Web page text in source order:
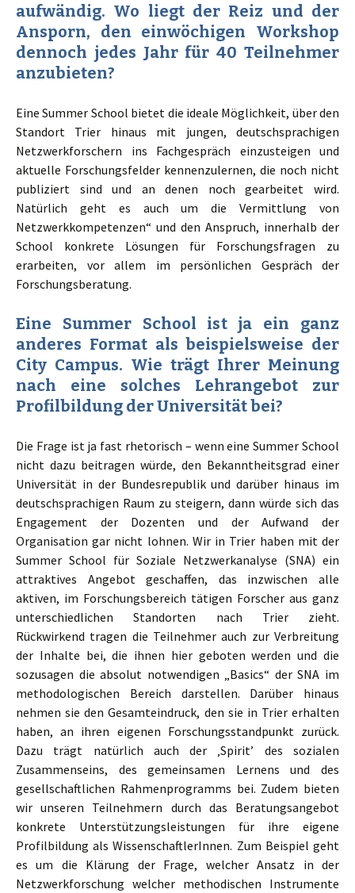
aufwändig. Wo liegt der Reiz und der
Ansporn, den einwöchigen Workshop
dennoch jedes Jahr für 40 Teilnehmer
anzubieten?
Eine Summer School bietet die ideale Möglichkeit, über den
Standort Trier hinaus mit jungen, deutschsprachigen
Netzwerkforschern ins Fachgespräch einzusteigen und
aktuelle Forschungsfelder kennenzulernen, die noch nicht
publiziert sind und an denen noch gearbeitet wird.
Natürlich geht es auch um die Vermittlung von
Netzwerkkompetenzen“ und den Anspruch, innerhalb der
School konkrete Lösungen für Forschungsfragen zu
erarbeiten, vor allem im persönlichen Gespräch der
Forschungsberatung.
Eine Summer School ist ja ein ganz
anderes Format als beispielsweise der
City Campus. Wie trägt Ihrer Meinung
nach eine solches Lehrangebot zur
Profilbildung der Universität bei?
Die Frage ist ja fast rhetorisch – wenn eine Summer School
nicht dazu beitragen würde, den Bekanntheitsgrad einer
Universität in der Bundesrepublik und darüber hinaus im
deutschsprachigen Raum zu steigern, dann würde sich das
Engagement der Dozenten und der Aufwand der
Organisation gar nicht lohnen. Wir in Trier haben mit der
Summer School für Soziale Netzwerkanalyse (SNA) ein
attraktives Angebot geschaffen, das inzwischen alle
aktiven, im Forschungsbereich tätigen Forscher aus ganz
unterschiedlichen Standorten nach Trier zieht.
Rückwirkend tragen die Teilnehmer auch zur Verbreitung
der Inhalte bei, die ihnen hier geboten werden und die
sozusagen die absolut notwendigen „Basics“ der SNA im
methodologischen Bereich darstellen. Darüber hinaus
nehmen sie den Gesamteindruck, den sie in Trier erhalten
haben, an ihren eigenen Forschungsstandpunkt zurück.
Dazu trägt natürlich auch der ‚Spirit’ des sozialen
Zusammenseins, des gemeinsamen Lernens und des
gesellschaftlichen Rahmenprogramms bei. Zudem bieten
wir unseren Teilnehmern durch das Beratungsangebot
konkrete Unterstützungsleistungen für ihre eigene
Profilbildung als WissenschaftlerInnen. Zum Beispiel geht
es um die Klärung der Frage, welcher Ansatz in der
Netzwerkforschung welcher methodischen Instrumente